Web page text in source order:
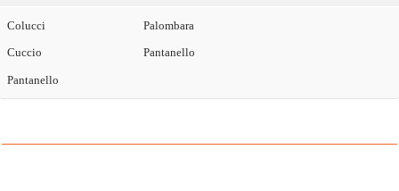
Colucci
Cuccio
Palombara
Pantanello
Pantanello